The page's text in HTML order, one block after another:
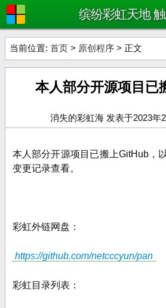
缤纷彩虹天地
当前位置: 首页 > 原创程序 > 正文
本人部分开源项目已
消失的彩虹海 发表于2023年
本人部分开源项目已搬上GitHub，
变更记录查看。
彩虹外链网盘：
https://github.com/netcccyun/pan
彩虹目录列表：